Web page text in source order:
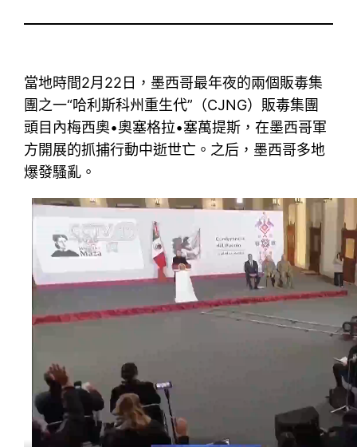
當地時間2月22日，墨西哥最年夜的兩個販毒集
團之一“哈利斯科州重生代”（CJNG）販毒集團
頭目內梅西奧•奧塞格拉•塞萬提斯，在墨西哥軍
方開展的抓捕行動中逝世亡。之后，墨西哥多地
爆發騷亂。